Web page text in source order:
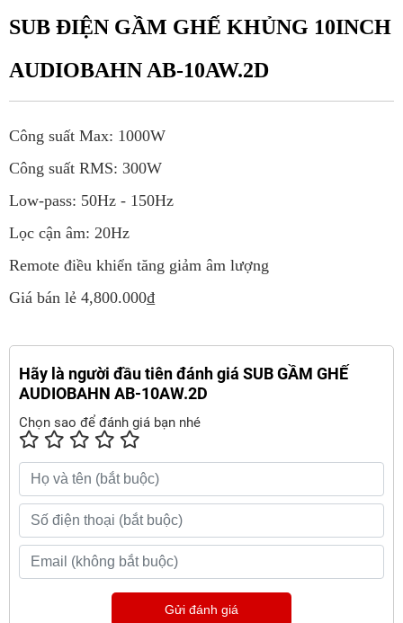
SUB ĐIỆN GẦM GHẾ KHỦNG 10INCH
AUDIOBAHN AB-10AW.2D
Công suất Max: 1000W
Công suất RMS: 300W
Low-pass: 50Hz - 150Hz
Lọc cận âm: 20Hz
Remote điều khiển tăng giảm âm lượng
Giá bán lẻ 4,800.000₫
Hãy là người đầu tiên đánh giá SUB GẦM GHẾ
AUDIOBAHN AB-10AW.2D
Chọn sao để đánh giá bạn nhé
Gửi đánh giá